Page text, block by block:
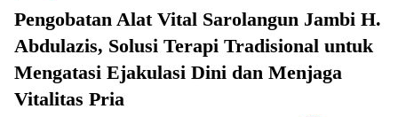
Pengobatan Alat Vital Sarolangun Jambi H.
Abdulazis, Solusi Terapi Tradisional untuk
Mengatasi Ejakulasi Dini dan Menjaga
Vitalitas Pria